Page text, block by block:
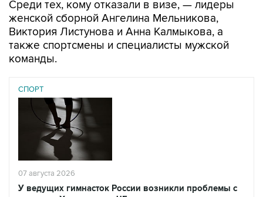
Виктория Листунова и Анна Калмыкова, а
также спортсмены и специалисты мужской
команды.
СПОРТ
07 августа 2026
У ведущих гимнасток России возникли проблемы с
визами в Хорватию на ЧЕ
Читать подробнее